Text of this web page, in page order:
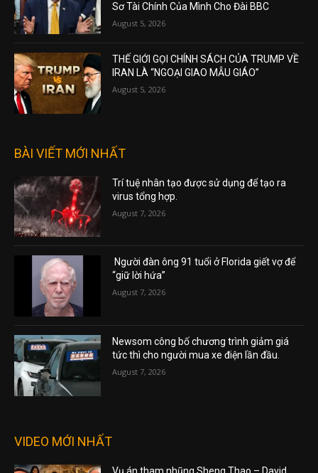
Sơ Tài Chính Của Mình Cho Đài BBC
August 5, 2026
THẾ GIỚI GỌI CHÍNH SÁCH CỦA TRUMP VỀ
IRAN LÀ “NGOẠI GIAO MẪU GIÁO”
August 5, 2026
BÀI VIẾT MỚI NHẤT
Trí tuệ nhân tạo được sử dụng để tạo ra
virus tổng hợp.
August 7, 2026
Người đàn ông 91 tuổi ở Florida giết vợ để
“giữ lời hứa”
August 7, 2026
Newsom công bố chương trình giảm giá
tức thì cho người mua xe điện lần đầu.
August 7, 2026
VIDEO MỚI NHẤT
Vụ án tham nhũng Sheng Thao – David